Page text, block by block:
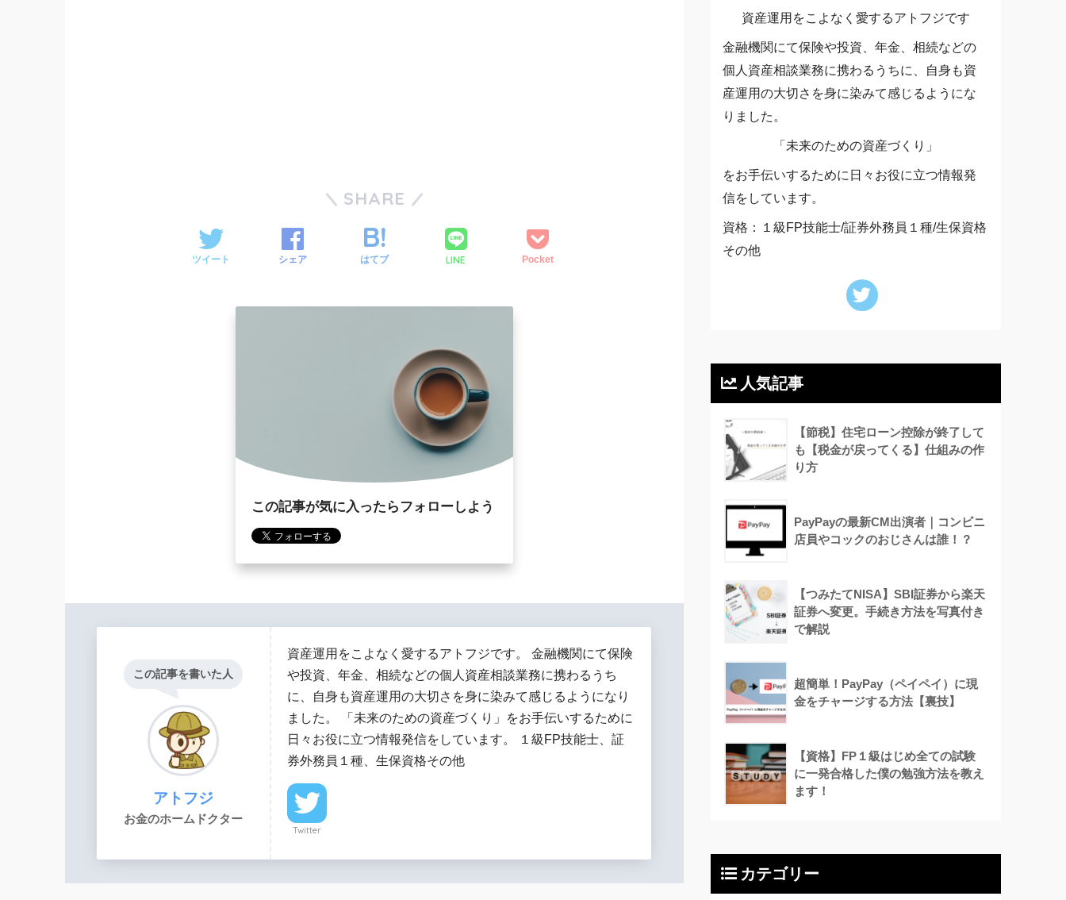
SHARE
ツイート シェア はてブ LINE Pocket
この記事が気に入ったらフォローしよう
この記事を書いた人
アトフジ
お金のホームドクター
資産運用をこよなく愛するアトフジです。 金融機関にて保険
や投資、年金、相続などの個人資産相談業務に携わるうち
に、自身も資産運用の大切さを身に染みて感じるようになり
ました。 「未来のための資産づくり」をお手伝いするために
日々お役に立つ情報発信をしています。 １級FP技能士、証
券外務員１種、生保資格その他
Twitter
資産運用をこよなく愛するアトフジです
金融機関にて保険や投資、年金、相続などの
個人資産相談業務に携わるうちに、自身も資
産運用の大切さを身に染みて感じるようにな
りました。
「未来のための資産づくり」
をお手伝いするために日々お役に立つ情報発
信をしています。
資格：１級FP技能士/証券外務員１種/生保資格
その他
人気記事
【節税】住宅ローン控除が終了して
も【税金が戻ってくる】仕組みの作
り方
PayPayの最新CM出演者｜コンビニ
店員やコックのおじさんは誰！？
【つみたてNISA】SBI証券から楽天
証券へ変更。手続き方法を写真付き
で解説
超簡単！PayPay（ペイペイ）に現
金をチャージする方法【裏技】
【資格】FP１級はじめ全ての試験
に一発合格した僕の勉強方法を教え
ます！
カテゴリー